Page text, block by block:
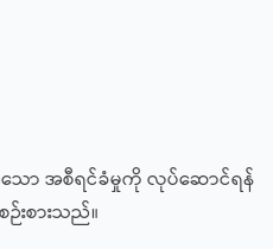
ော အစီရင်ခံမှုကို လုပ်ဆောင်ရန်
းစားသည်။